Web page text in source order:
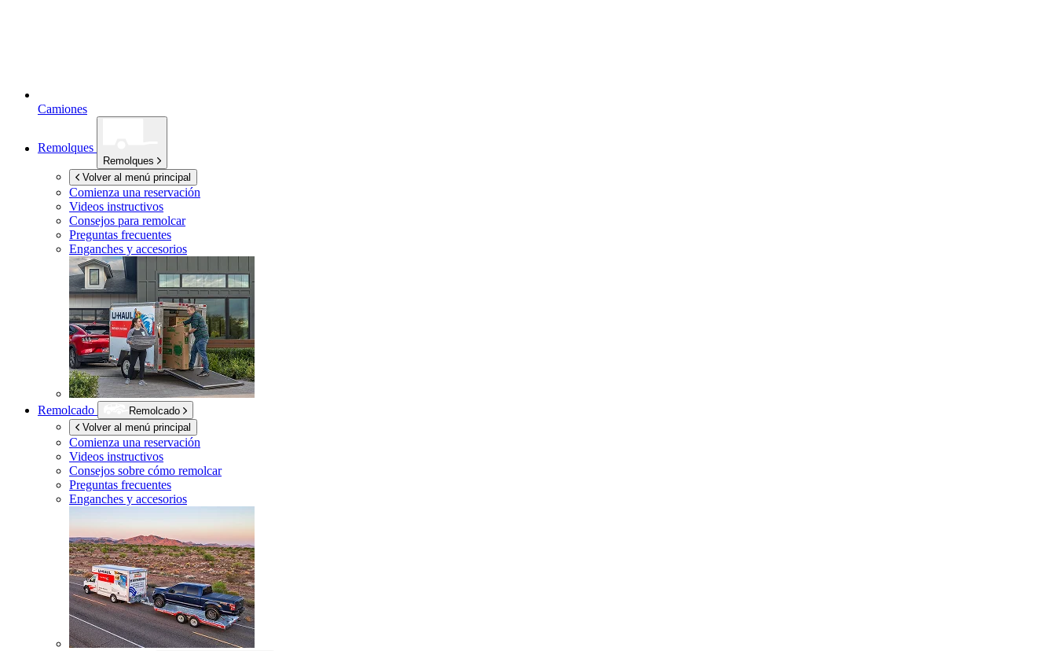
Camiones
Remolques
Remolques
Volver al menú principal
Comienza una reservación
Videos instructivos
Consejos para remolcar
Preguntas frecuentes
Enganches y accesorios
Remolcado
Remolcado
Volver al menú principal
Comienza una reservación
Videos instructivos
Consejos sobre cómo remolcar
Preguntas frecuentes
Enganches y accesorios